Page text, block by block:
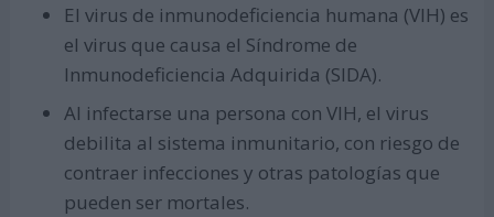
El virus de inmunodeficiencia humana (VIH) es
el virus que causa el Síndrome de
Inmunodeficiencia Adquirida (SIDA).
Al infectarse una persona con VIH, el virus
debilita al sistema inmunitario, con riesgo de
contraer infecciones y otras patologías que
pueden ser mortales.